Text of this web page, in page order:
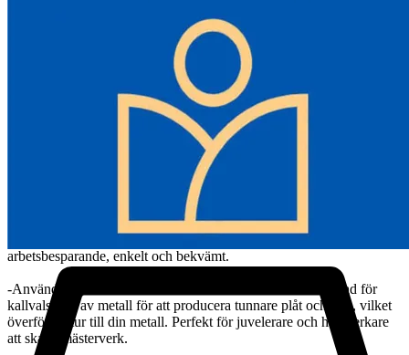
mellersta vals bredd: 45 mm (1,77"), maximal öppning: 0-5 mm (0-
0,2 tum), fyrkantig tråd (+/- 0,01 mm): 2, 2,5, 3, 3,5, 4, 5, 6.
-Överlägsen prestanda: Reduktionsförhållandet 4:1 gör att valsen
kan göra ett helt varv för vart fjärde varv av kvarnen. Det avlastar
kraften som krävs för att driva kvarnen.
-Lätt att justera avståndet: Genom ratten kan avståndet mellan
rullarna justeras exakt för att möta olika metalltjocklekar. Det är
bekvämt för valsmaskiner att pressa metall till tunna plåtar.
-Användarvänliga detaljer: Smidd handtag för ett bekvämt grepp.
Kvarnen kan enkelt monteras på bänken med hjälp av
monteringshålen. Under drift är det ergonomiska handtaget mycket
arbetsbesparande, enkelt och bekvämt.
-Användningsområden: Denna metallvalsmaskin är designad för
kallvalsning av metall för att producera tunnare plåt och tråd, vilket
överför textur till din metall. Perfekt för juvelerare och hantverkare
att skapa mästerverk.